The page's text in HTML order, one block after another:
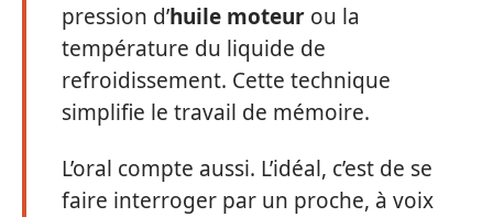
pression d’huile moteur ou la
température du liquide de
refroidissement. Cette technique
simplifie le travail de mémoire.
L’oral compte aussi. L’idéal, c’est de se
faire interroger par un proche, à voix